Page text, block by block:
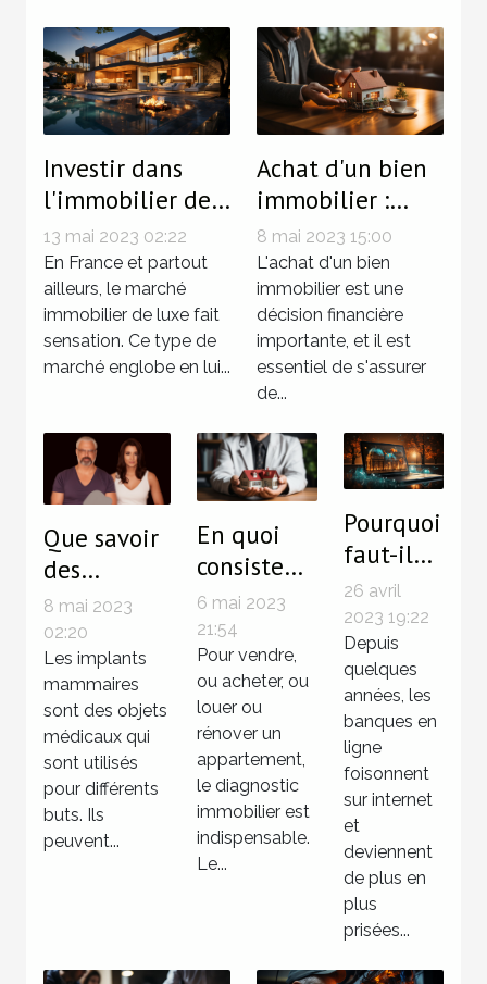
Investir dans
l'immobilier de
luxe : 4 raisons
valables d’opter
pour cet
investissement
13 mai 2023 02:22
En France et partout
ailleurs, le marché
immobilier de luxe fait
sensation. Ce type de
marché englobe en lui...
Achat d'un bien
immobilier :
Comment savoir
qu'on fait une
bonne affaire ?
8 mai 2023 15:00
L'achat d'un bien
immobilier est une
décision financière
importante, et il est
essentiel de s'assurer
de...
Que savoir
des
implants
mammaires
avant la
pose ?
8 mai 2023
02:20
Les implants
mammaires
sont des objets
médicaux qui
sont utilisés
pour différents
buts. Ils
peuvent...
En quoi
consiste
un
diagnostic
immobilier
?
6 mai 2023
21:54
Pour vendre,
ou acheter, ou
louer ou
rénover un
appartement,
le diagnostic
immobilier est
indispensable.
Le...
Pourquoi
faut-il
opter
pour une
banque
en ligne
?
26 avril
2023 19:22
Depuis
quelques
années, les
banques en
ligne
foisonnent
sur internet
et
deviennent
de plus en
plus
prisées...